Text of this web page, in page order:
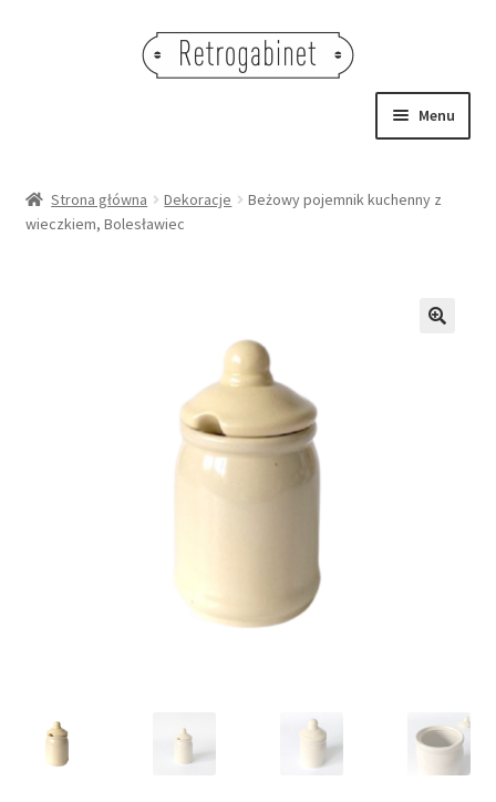
Menu
OBRAZY
Strona główna Dekoracje
Beżowy pojemnik kuchenny z
wieczkiem, Bolesławiec